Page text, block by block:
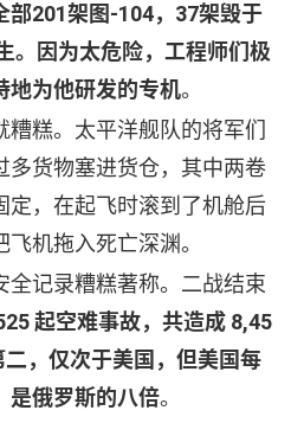
部201架图-104，37架毁于
。因为太危险，工程师们极
地为他研发的专机。
糟糕。太平洋舰队的将军们
多货物塞进货仓，其中两卷
定，在起飞时滚到了机舱后
机拖入死亡深渊。
全记录糟糕著称。二战结束
起空难事故，共造成 8,45
，仅次于美国，但美国每
是俄罗斯的八倍。